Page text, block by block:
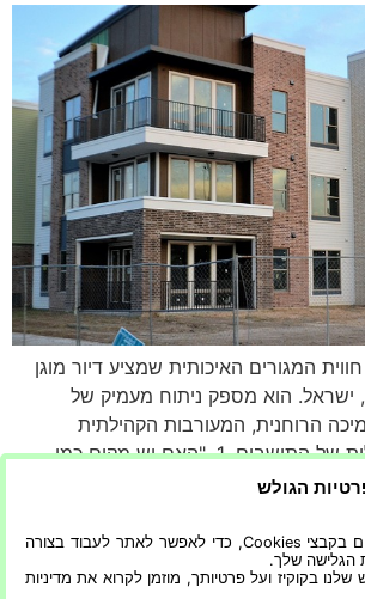
המגורים האיכותית שמציע דיור מוגן
ישראל. הוא מספק ניתוח מעמיק של
הרוחנית, המעורבות הקהילתית
ושביעות הרצון הכללית של התושבים. 1. "האם יש מקום כמו
הלינה בית הדיור המוגן לדתי, השוכן
ייחודית ומסבירת פנים לתושבים
הגולש
באתר זה אנו משתמשים בקבצי Cookies, כדי לאפשר לאתר לעבוד בצורה
הגלישה שלך.
בקוקיז ועל פרטיותך, מוזמן לקרוא את מדיניות